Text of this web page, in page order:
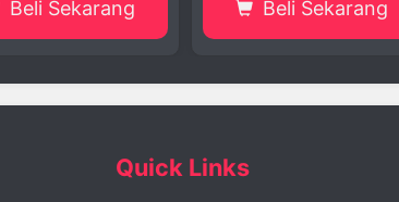
Beli Sekarang Beli
Quick Links